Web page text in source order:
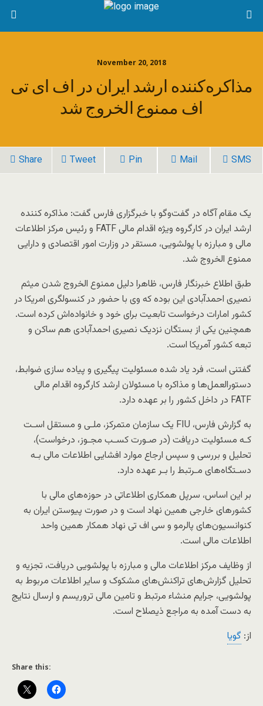
November 20, 2018
مذاکره‌کننده ارشد ایران در اف ای تی
اف ممنوع الخروج شد
Share Tweet Pin Mail SMS
یک مقام آگاه در گفت‌وگو با خبرگزاری فارس گفت: مذاکره کننده
ارشد ایران در کارگروه ویژه اقدام مالی FATF و رئیس مرکز اطلاعات
مالی و مبارزه با پولشویی، مستقر در وزارت امور اقتصادی و دارایی
ممنوع الخروج شد.
طبق اطلاع خبرنگار فارس، ظاهرا دلیل ممنوع الخروج شدن میثم
نصیری احمدآبادی این بوده که وی با حضور در کنسولگری امریکا در
کشور امارات درخواست تابعیت برای خود و خانواده‌اش کرده است.
همچنین یکی از بستگان نزدیک نصیری احمدآبادی هم ساکن و
تبعه کشور آمریکا است.
گفتنی است، فرد یاد شده مسئولیت پیگیری و پیاده سازی ضوابط،
دستورالعمل‌ها و مذاکره با مسئولان ارشد کارگروه اقدام مالی
FATF در داخل کشور را بر عهده دارد.
به گزارش فارس، FIU یک سازمان متمرکز، ملـی و مستقل اسـت
کـه مسئولیت دریافت (در صـورت کسـب مجـوز، درخواست)،
تحلیل و بررسی و سپس ارجاع موارد افشایی اطلاعات مالی بـه
دسـتگاه‌های مـرتبط را بـر عهده دارد.
بر این اساس، سرپل همکاری اطلاعاتی در حوزه‌های مالی با
کشورهای خارجی همین نهاد است و در صورت پیوستن ایران به
کنوانسیون‌های پالرمو و سی اف تی نهاد همکار همین واحد
اطلاعات مالی است.
از وظایف مرکز اطلاعات مالی و مبارزه با پولشویی دریافت، تجزیه و
تحلیل گزارش‌های تراکنش‌های مشکوک و سایر اطلاعات مربوط به
پولشویی، جرایم منشاء مرتبط و تامین مالی تروریسم و ارسال نتایج
به دست آمده به مراجع ذیصلاح است.
از: گويا
Share this: